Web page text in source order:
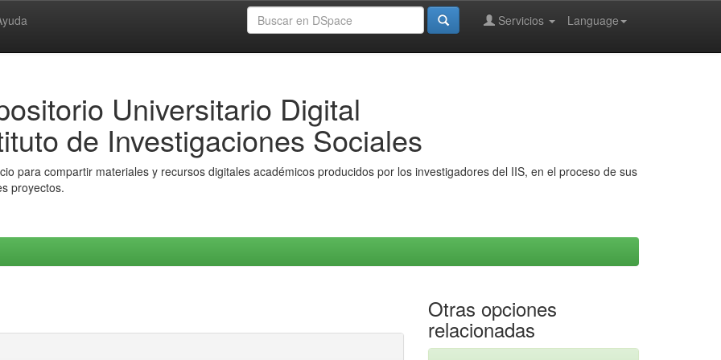
Language
Servicios
Universitario Digital
de Investigaciones Sociales
para compartir materiales y recursos digitales académicos producidos por los investigadores del IIS, en el proceso de sus
proyectos.
Otras opciones
relacionadas